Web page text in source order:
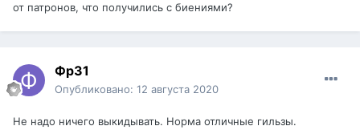
от патронов, что получились с биениями?
Фр31
Опубликовано: 12 августа 2020
Не надо ничего выкидывать. Норма отличные гильзы.